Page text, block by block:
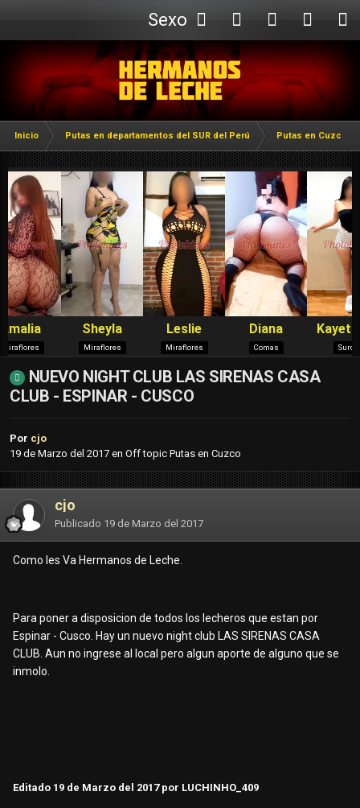
Sexo
Webcam
Inicio Putas en departamentos del SUR del Perú Putas en Cuzco
NUEVO NIGHT CLUB LAS SIRENAS CASA
CLUB - ESPINAR - CUSCO
Por cjo
19 de Marzo del 2017 en Off topic Putas en Cuzco
cjo
Publicado 19 de Marzo del 2017
Como les Va Hermanos de Leche.
Para poner a disposicion de todos los lecheros que estan por
Espinar - Cusco. Hay un nuevo night club LAS SIRENAS CASA
CLUB. Aun no ingrese al local pero algun aporte de alguno que se
inmolo.
Editado 19 de Marzo del 2017por LUCHINHO_409